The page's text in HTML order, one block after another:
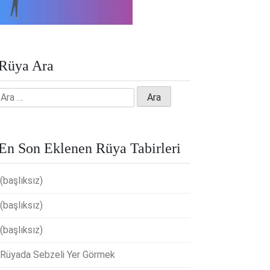
Ara
Son Eklenen Rüya Tabirleri
(başlıksız)
(başlıksız)
(başlıksız)
Rüyada Sebzeli Yer Görmek